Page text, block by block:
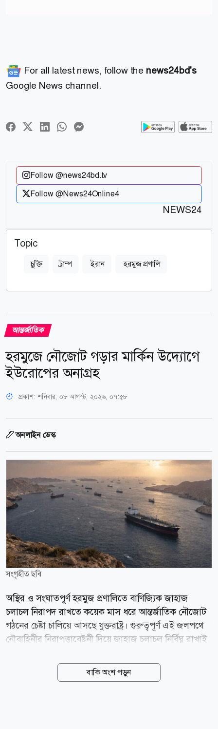
For all latest news, follow the news24bd's
Google News channel.
Follow @news24bd.tv
Follow @News24Online4
NEWS24
Topic
চুক্তি ট্রাম্প ইরান হরমুজ প্রণালি
আন্তর্জাতিক
হরমুজে নৌজোট গড়ার মার্কিন উদ্যোগে
ইউরোপের অনাগ্রহ
প্রকাশ:শনিবার, ০৮ আগস্ট, ২০২৬, ০৭:৫৮
অনলাইন ডেস্ক
সংগৃহীত ছবি
অস্থির ও সংঘাতপূর্ণ হরমুজ প্রণালিতে বাণিজ্যিক জাহাজ
চলাচল নিরাপদ রাখতে কয়েক মাস ধরে আন্তর্জাতিক নৌজোট
গঠনের চেষ্টা চালিয়ে আসছে যুক্তরাষ্ট্র। গুরুত্বপূর্ণ এই জলপথে
নৌবাহিনীর নিরাপত্তাবেষ্টনী দিয়ে জাহাজ চলাচল নির্বিঘ্ন রাখাই
যুক্তরাজ্য ও ফ্রান্স এখন এ উদ্যোগে নেতৃত্ব দেওয়ার বিষয়ে
আগের মতো আগ্রহ দেখাচ্ছে না। টেকসই যুদ্ধবিরতি প্রতিষ্ঠিত
বাকি অংশ পড়ুন